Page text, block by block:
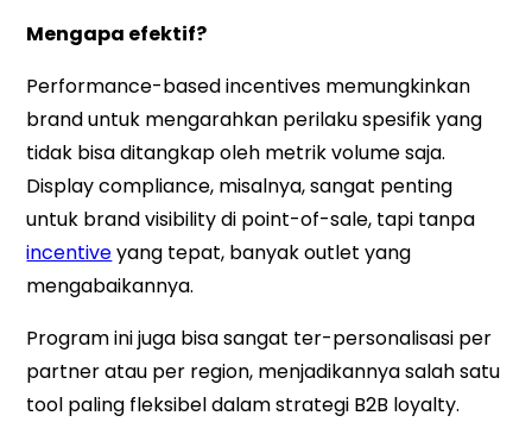
Mengapa efektif?
Performance-based incentives memungkinkan
brand untuk mengarahkan perilaku spesifik yang
tidak bisa ditangkap oleh metrik volume saja.
Display compliance, misalnya, sangat penting
untuk brand visibility di point-of-sale, tapi tanpa
incentiveyang tepat, banyak outlet yang
mengabaikannya.
Program ini juga bisa sangat ter-personalisasi per
partner atau per region, menjadikannya salah satu
tool paling fleksibel dalam strategi B2B loyalty.